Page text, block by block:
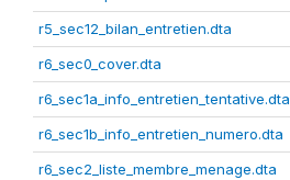
r5_sec12_bilan_entretien.dta
r6_sec0_cover.dta
r6_sec1a_info_entretien_tentative.dta
r6_sec1b_info_entretien_numero.dta
r6_sec2_liste_membre_menage.dta